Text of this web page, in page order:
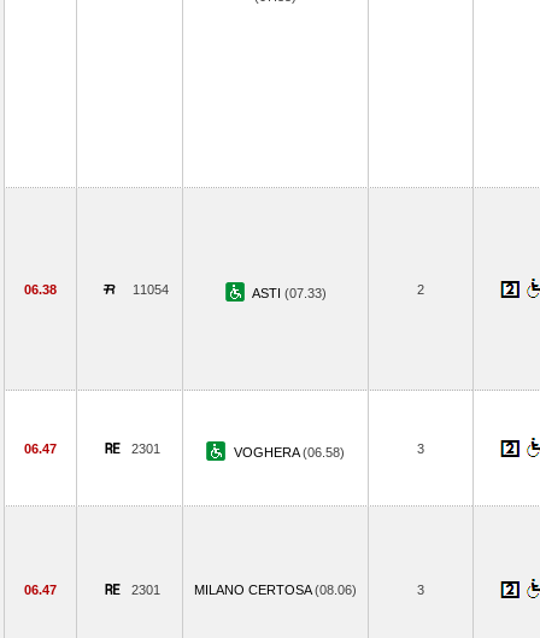
06.38 11054 ASTI (07.33) 2
06.47 2301 VOGHERA(06.58) 3
06.47 2301 MILANO CERTOSA(08.06) 3